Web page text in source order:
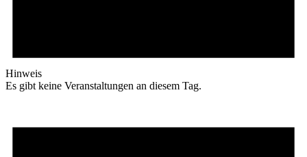
Hinweis
Es gibt keine Veranstaltungen an diesem Tag.